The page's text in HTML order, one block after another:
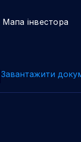
Мапа інвестора
Завантажити